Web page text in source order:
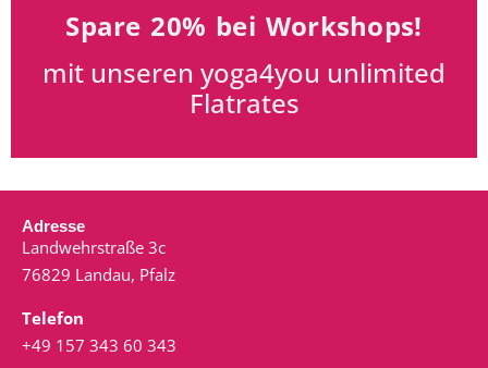
Spare 20% bei Workshops!
mit unseren yoga4you unlimited
Flatrates
Adresse
Landwehrstraße 3c
76829 Landau, Pfalz
Telefon
+49 157 343 60 343